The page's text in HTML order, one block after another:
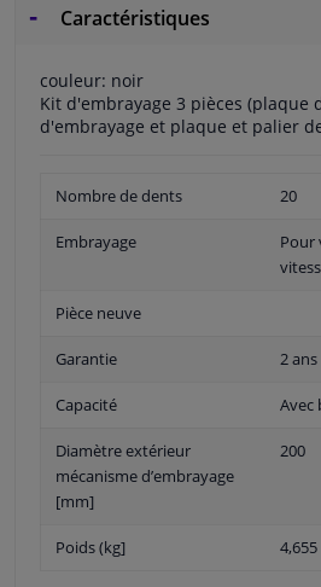
Caractéristiques
couleur: noir
Kit d'embrayage 3 pièces (plaque
d'embrayage et plaque et palier
Nombre de dents 20
Embrayage
Pour
Pièce neuve
Garantie 2 ans
Capacité Avec
Diamètre extérieur
mécanisme d’embrayage
[mm]
200
Poids (kg] 4,655